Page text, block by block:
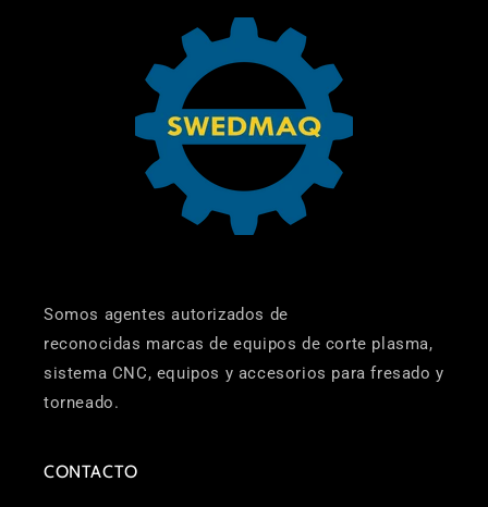
Somos agentes autorizados de
reconocidas marcas de equipos de corte plasma,
sistema CNC, equipos y accesorios para fresado y
torneado.
CONTACTO